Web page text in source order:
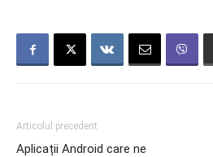
Articolul precedent
Aplicații Android care ne